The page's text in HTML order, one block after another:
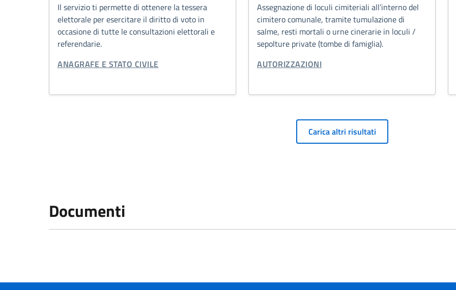
Il servizio ti permette di ottenere la tessera
elettorale per esercitare il diritto di voto in
occasione di tutte le consultazioni elettorali e
referendarie.
CATEGORIA CORRELATA:
ANAGRAFE E STATO CIVILE
Assegnazione di loculi cimiteriali all’interno del
cimitero comunale, tramite tumulazione di
salme, resti mortali o urne cinerarie in loculi /
sepolture private (tombe di famiglia).
CATEGORIA CORRELATA:
AUTORIZZAZIONI
Carica altri risultati
Documenti